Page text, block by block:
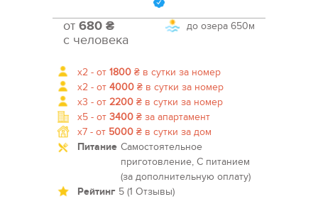
до озера 650м
от 680 ₴
с человека
x2 - от 1800 ₴ в сутки за номер
x2 - от 4000 ₴ в сутки за номер
x3 - от 2200 ₴ в сутки за номер
x5 - от 3400 ₴ за апартамент
x7 - от 5000 ₴ в сутки за дом
Питание Самостоятельное
приготовление, С питанием
(за дополнительную оплату)
Рейтинг 5 (1 Отзывы)